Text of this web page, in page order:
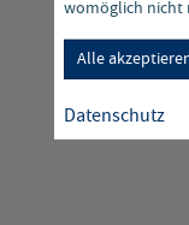
womöglich nicht
Alle
Datenschutz